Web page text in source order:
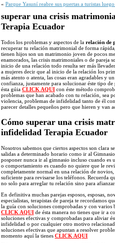
« Parque Yasuní reabre sus puertas a turistas
superar una crisis
Terapia Ecuador
Todos los problemas y aspectos de la relación de
recuperar tu relación matrimonial de forma
tienen hijos son un matrimonio joven de pocos
enamorados, las crisis matrimoniales o de pareja
inicio de una relación todo resulta ser más
a mujeres decir que al inicio de la relación los
más atento o atenta, las cosas eran agradables y
confianza, justamente para solucionar éste tipo
ésta gúia CLICK AQUI con éste método
problemas que han acabado con tu relación, sea
violencia, problemas de infidelidad tanto de él
parecer detalles pequeños pero que hieren y van
Cómo superar una crisis
infidelidad Terapia Ecuador
Nosotros sabemos que ciertos aspectos son
salidas a determinado horario como ir al
posponer nunca ir al gimnasio incluso cuando es
o comportamiento es cuando no quiere que le
completamente normal en una relación de
suficiente para revisarse los teléfonos. Recuerda
no solo para arreglar tu relación sino para
En definitiva muchas parejas esposos, esposas,
especialistas, terapistas de pareja te recordamos
la guía con soluciones comprobadas y con varios
CLICK AQUI de ésta manera no tienes que ir a
soluciones efectivas y comprobadas para aliviar
infidelidad o por cualquier otro motivo
soluciones efectivas que apuntan a resolver
momento aquí la tienes CLICK AQUI